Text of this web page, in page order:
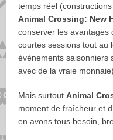
temps réel
Animal Crossing: New
conserver les avantages
courtes sessions tout au
événements saisonniers
avec de la vraie monnaie).
Mais surtoutAnimal
moment de fraîcheur et
en avons tous besoin,